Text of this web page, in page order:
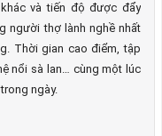
và tiến độ được đẩy
người thợ lành nghề nhất
Thời gian cao điểm, tập
nổi sà lan… cùng một lúc
ngày.